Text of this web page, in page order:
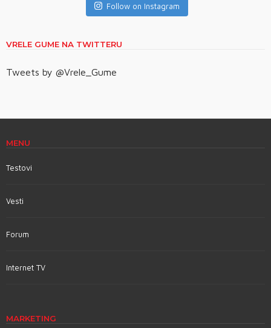
Follow on Instagram
VRELE GUME NA TWITTERU
Tweets by @Vrele_Gume
MENU
Testovi
Vesti
Forum
Internet TV
MARKETING